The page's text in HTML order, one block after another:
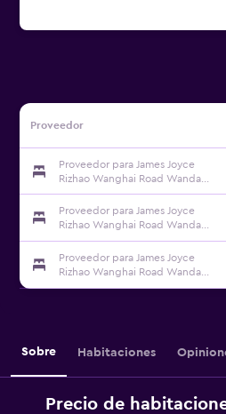
Proveedor
Proveedor para James Joyce
Rizhao Wanghai Road Wanda
Cinema
Proveedor para James Joyce
Rizhao Wanghai Road Wanda
Cinema
Proveedor para James Joyce
Rizhao Wanghai Road Wanda
Cinema
Sobre Habitaciones
Precio de